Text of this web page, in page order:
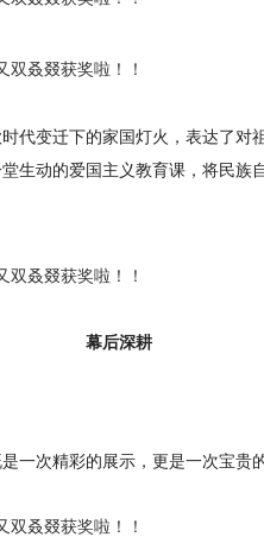
代变迁下的家国灯火，表达了对
生动的爱国主义教育课，将民族
幕后深耕
一次精彩的展示，更是一次宝贵